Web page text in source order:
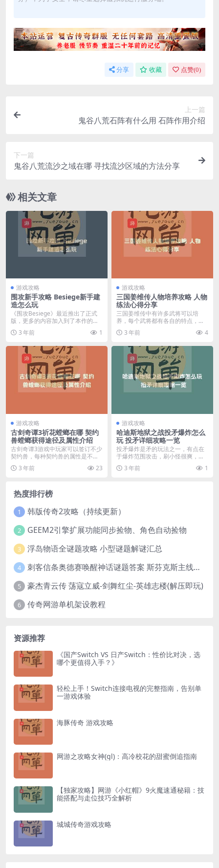
分享 收藏 点赞(0)
上一篇
鬼谷八荒石阵有什么用 石阵作用介绍
下一篇
鬼谷八荒流沙之域在哪 寻找流沙区域的方法分享
相关文章
游戏攻略
围攻新手攻略 Besiege新手建
造怎么玩
《围攻Besiege》最近推出了正式
版，更多的内容加入到了本作的沙
盒建造玩法中，...
3 年前 1
游戏攻略
三国姜维传人物培养攻略 人物
练法心得分享
三国姜维传中有许多武将可以培
养，每个武将都有各自的特点，不
少玩家对于每个武将也不...
3 年前 4
游戏攻略
古剑奇谭3祈花螳螂在哪 契约
兽螳螂获得途径及属性介绍
古剑奇谭3游戏中玩家可以签订不少
契约兽，每种契约兽的属性是不同
的，获取方式分为系...
3 年前 23
游戏攻略
哈迪斯地狱之战投矛爆炸怎么
玩 投矛详细攻略一览
投矛爆炸是矛的玩法之一，有点在
于爆炸范围攻击，刷小怪很爽，下
面我们就为大家介绍一...
3 年前 1
热度排行榜
1 韩版传奇2攻略（持续更新）
2 GEEM2引擎扩展功能同步捡物、角色自动捡物
3 浮岛物语全谜题攻略 小型谜题解谜汇总
4 刺客信条奥德赛唤醒神话谜题答案 斯芬克斯主线攻略
5 豪杰青云传 荡寇立威-剑舞红尘-英雄志楼(解压即玩)
6 传奇网游单机架设教程
资源推荐
《国产Switch VS 日产Switch：性价比对决，选
哪个更值得入手？》
轻松上手！Switch连接电视的完整指南，告别单
一游戏体验
海豚传奇 游戏攻略
网游之攻略女神(gl)：高冷校花的甜蜜倒追指南
【独家攻略】网游《小红帽》9火魔速通秘籍：技
能搭配与走位技巧全解析
城城传奇游戏攻略